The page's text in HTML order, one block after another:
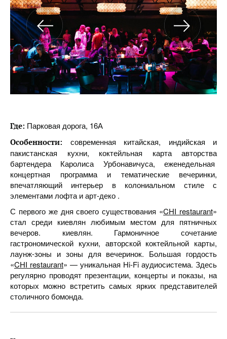
Где: Парковая дорога, 16А
Особенности: современная китайская, индийская и
пакистанская кухни, коктейльная карта авторства
бартендера Каролиса Урбонавичуса, еженедельная
концертная программа и тематические вечеринки,
впечатляющий интерьер в колониальном стиле с
элементами лофта и арт-деко .
С первого же дня своего существования «CHI restaurant»
стал среди киевлян любимым местом для пятничных
вечеров. киевлян. Гармоничное сочетание
гастрономической кухни, авторской коктейльной карты,
лаунж-зоны и зоны для вечеринок. Большая гордость
«CHI restaurant» — уникальная Hi-Fi аудиосистема. Здесь
регулярно проводят презентации, концерты и показы, на
которых можно встретить самых ярких представителей
столичного бомонда.